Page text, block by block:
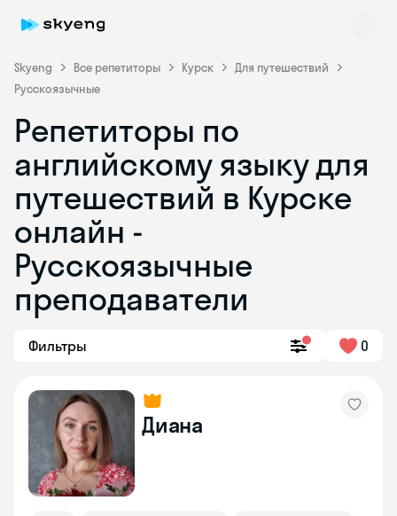
Skyeng Все репетиторы Курск
Для путешествий
Русскоязычные
Репетиторы по
английскому языку для
путешествий в Курске
онлайн -
Русскоязычные
преподаватели
Фильтры 0
Диана
Skyeng Chat